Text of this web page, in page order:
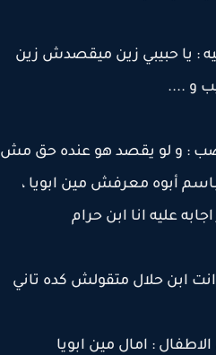
يا حبيبي زين ميقصدش زين
و ....
و لو يقصد هو عنده حق مش
أبوه معرفش مين ابويا ،
عليه انا ابن حرام
ابن حلال متقولش كده تاني
: امال مين ابويا